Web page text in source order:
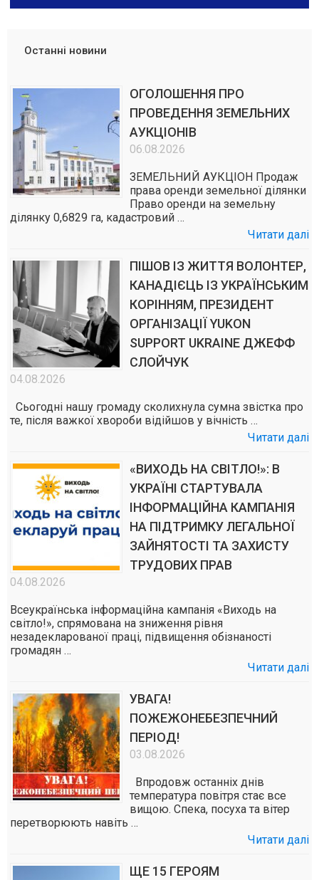
Останні новини
ОГОЛОШЕННЯ ПРО
ПРОВЕДЕННЯ ЗЕМЕЛЬНИХ
АУКЦІОНІВ
06.08.2026
ЗЕМЕЛЬНИЙ АУКЦІОН Продаж
права оренди земельної ділянки
Право оренди на земельну
ділянку 0,6829 га, кадастровий …
Читати далі
ПІШОВ ІЗ ЖИТТЯ ВОЛОНТЕР,
КАНАДІЄЦЬ ІЗ УКРАЇНСЬКИМ
КОРІННЯМ, ПРЕЗИДЕНТ
ОРГАНІЗАЦІЇ YUKON
SUPPORT UKRAINE ДЖЕФФ
СЛОЙЧУК
04.08.2026
Сьогодні нашу громаду сколихнула сумна звістка про
те, після важкої хвороби відійшов у вічність …
Читати далі
«ВИХОДЬ НА СВІТЛО!»: В
УКРАЇНІ СТАРТУВАЛА
ІНФОРМАЦІЙНА КАМПАНІЯ
НА ПІДТРИМКУ ЛЕГАЛЬНОЇ
ЗАЙНЯТОСТІ ТА ЗАХИСТУ
ТРУДОВИХ ПРАВ
04.08.2026
Всеукраїнська інформаційна кампанія «Виходь на
світло!», спрямована на зниження рівня
незадекларованої праці, підвищення обізнаності
громадян …
Читати далі
УВАГА!
ПОЖЕЖОНЕБЕЗПЕЧНИЙ
ПЕРІОД!
03.08.2026
Впродовж останніх днів
температура повітря стає все
вищою. Спека, посуха та вітер
перетворюють навіть …
Читати далі
ЩЕ 15 ГЕРОЯМ